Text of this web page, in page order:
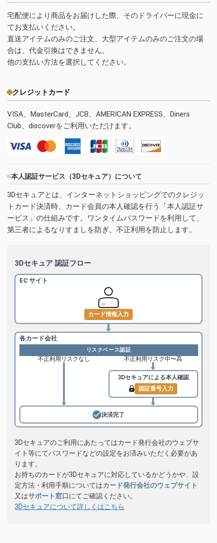
宅配便により商品をお届けした際、そのドライバーに現金に
てお支払いください。
直送アイテムのみのご注文、大型アイテムのみのご注文の場
合は、代金引換はできません。
他の支払い方法を選択してください。
クレジットカード
VISA、MasterCard、JCB、AMERICAN EXPRESS、Diners
Club、discoverをご利用いただけます。
本人認証サービス（3Dセキュア）について
3Dセキュアとは、インターネットショッピングでのクレジッ
トカード決済時、カード会員の本人確認を行う「本人認証サ
ービス」の仕組みです。ワンタイムパスワードを利用して、
第三者によるなりすましを防ぎ、不正利用を防止します。
3Dセキュア 認証フロー
EC サイト
カード情報入力
各カード会社
リスクベース認証
不正利用リスクなし 不正利用リスク中〜高
3Dセキュアによる本人確認
認証番号入力
決済完了
3Dセキュアのご利用にあたってはカード発行会社のウェブサ
イト等にてパスワードなどの設定をお済みいただく必要があ
ります。
お持ちのカードが3Dセキュアに対応しているかどうかや、設
定方法・利用手順についてはカード発行会社のウェブサイト
又はサポート窓口にてご確認ください。
3Dセキュアについて詳しくはこちら